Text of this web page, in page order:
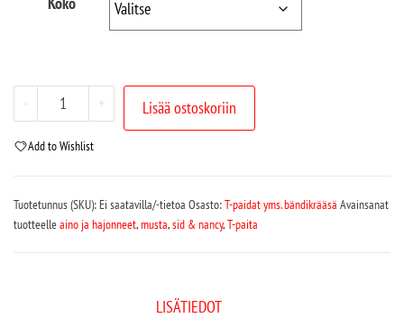
- + Lisää ostoskoriin
Add to Wishlist
Tuotetunnus (SKU): Ei saatavilla/-tietoa Osasto:T-paidat yms. bändikrääsä Avainsanat
tuotteelleaino ja hajonneet,musta,sid & nancy,T-paita
LISÄTIEDOT